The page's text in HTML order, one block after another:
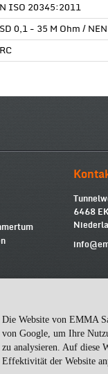
Die Website von EMMA
von Google, um Ihre
zu analysieren. Auf diese
Effektivität der Website
ISO 20345:2011
0,1 - 35 M Ohm /
6468
IdNr.):